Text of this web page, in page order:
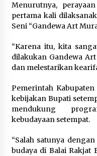
Menurutnya,
pertama kali
Seni “Gandewa Art
“Karena itu, kita
dilakukan Gandewa
dan melestarikan
Pemerintah
kebijakan Bupati
mendukung
kebudayaan setempat.
“Salah satunya
budaya di Balai Rakjat